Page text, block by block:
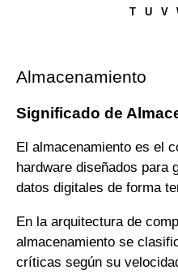
T
U V
Almacenamiento
Significado de
El almacenamiento es el
hardware diseñados para
datos digitales de forma
En la arquitectura de
almacenamiento se
críticas según su